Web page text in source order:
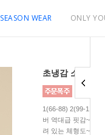
SEASON WEAR ONLY
초냉감 소프트
1(66-88) 2(99-110)
버 역대급 핏감~! 상
려 있는 체형도~OK!